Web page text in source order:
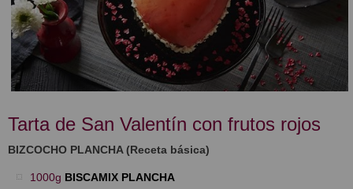
Tarta de San Valentín con frutos rojos
BIZCOCHO PLANCHA (Receta básica)
1000g BISCAMIX PLANCHA